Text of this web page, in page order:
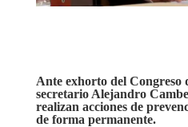
Ante exhorto del Congreso
secretario Alejandro
realizan acciones de
de forma permanente.